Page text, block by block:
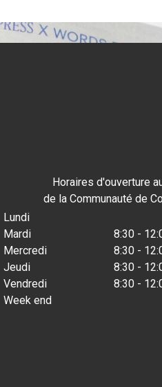
Horaires d'ouverture
de la Communauté de
Lundi
Mardi
8:30 -
Mercredi
8:30 -
Jeudi
8:30 -
Vendredi
8:30 -
Week end